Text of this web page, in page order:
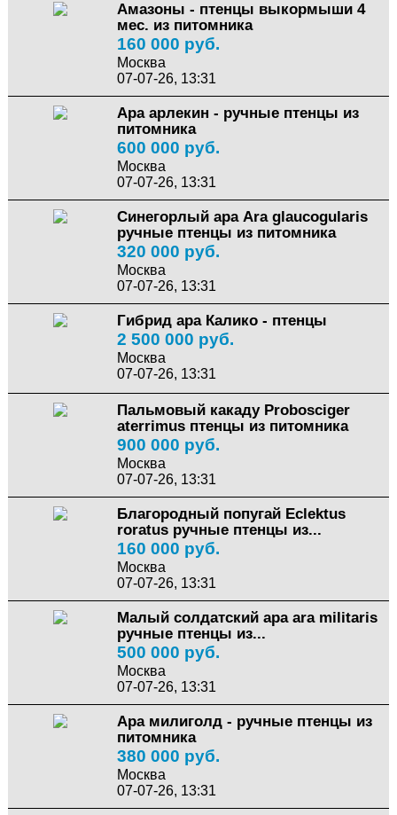
Амазоны - птенцы выкормыши 4
мес. из питомника
160 000 руб.
Москва
07-07-26, 13:31
Ара арлекин - ручные птенцы из
питомника
600 000 руб.
Москва
07-07-26, 13:31
Cинегорлый ара Ara glaucogularis
ручные птенцы из питомника
320 000 руб.
Москва
07-07-26, 13:31
Гибрид ара Калико - птенцы
2 500 000 руб.
Москва
07-07-26, 13:31
Пальмовый какаду Probosciger
aterrimus птенцы из питомника
900 000 руб.
Москва
07-07-26, 13:31
Благородный попугай Eclektus
roratus ручные птенцы из...
160 000 руб.
Москва
07-07-26, 13:31
Малый солдатский ара ara militaris
ручные птенцы из...
500 000 руб.
Москва
07-07-26, 13:31
Ара милиголд - ручные птенцы из
питомника
380 000 руб.
Москва
07-07-26, 13:31